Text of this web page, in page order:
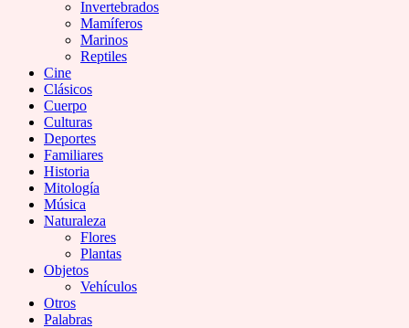
Invertebrados
Mamíferos
Marinos
Reptiles
Cine
Clásicos
Cuerpo
Culturas
Deportes
Familiares
Historia
Mitología
Música
Naturaleza
Flores
Plantas
Objetos
Vehículos
Otros
Palabras